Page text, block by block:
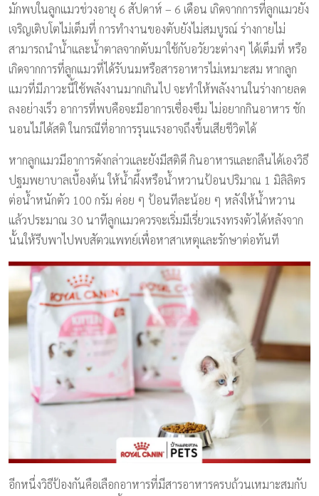
มักพบในลูกแมวช่วงอายุ 6 สัปดาห์ – 6 เดือน เกิดจากการที่ลูกแมวยัง
เจริญเติบโตไม่เต็มที่ การทำงานของตับยังไม่สมบูรณ์ ร่างกายไม่
สามารถนำน้ำและน้ำตาลจากตับมาใช้กับอวัยวะต่างๆ ได้เต็มที่ หรือ
เกิดจากการที่ลูกแมวที่ได้รับนมหรือสารอาหารไม่เหมาะสม หากลูก
แมวที่มีภาวะนี้ใช้พลังงานมากเกินไป จะทำให้พลังงานในร่างกายลด
ลงอย่างเร็ว อาการที่พบคือจะมีอาการเซื่องซึม ไม่อยากกินอาหาร ชัก
นอนไม่ได้สติ ในกรณีที่อาการรุนแรงอาจถึงขึ้นเสียชีวิตได้
หากลูกแมวมีอาการดังกล่าวและยังมีสติดี กินอาหารและกลืนได้เองวิธี
ปฐมพยาบาลเบื้องต้น ให้น้ำผึ้งหรือน้ำหวานป้อนปริมาณ 1 มิลิลิตร
ต่อน้ำหนักตัว 100 กรัม ค่อย ๆ ป้อนทีละน้อย ๆ หลังให้น้ำหวาน
แล้วประมาณ 30 นาทีลูกแมวควรจะเริ่มมีเรี่ยวแรงทรงตัวได้หลังจาก
นั้นให้รีบพาไปพบสัตวแพทย์เพื่อหาสาเหตุและรักษาต่อทันที
อีกหนึ่งวิธีป้องกันคือเลือกอาหารที่มีสารอาหารครบถ้วนเหมาะสมกับ